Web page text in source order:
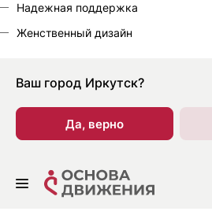
Надежная поддержка
Женственный дизайн
Ваш город Иркутск?
Да, верно